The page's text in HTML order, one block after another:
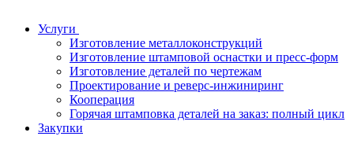
Услуги
Изготовление металлоконструкций
Изготовление штамповой оснастки и пресс-форм
Изготовление деталей по чертежам
Проектирование и реверс-инжиниринг
Кооперация
Горячая штамповка деталей на заказ: полный цикл
Закупки